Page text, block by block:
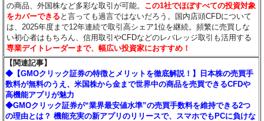
の商品、外国株など多彩な取引が可能。 この1社でほぼすべての投資対象
をカバーできる と言っても過言ではないだろう。国内店頭CFDについて
は、2025年度まで12年連続で取引高シェア1位を継続。頻繁に売買しな
い初心者はもちろん、信用取引やCFDなどのレバレッジ取引も活用する
専業デイトレーダーまで、幅広い投資家におすすめ！
【関連記事】
◆【GMOクリック証券の特徴とメリットを徹底解説！】日本株の売買手
数料が無料のうえ、米国株から金まで世界中の商品を売買できるCFDや
高機能アプリが魅力
◆GMOクリック証券が“業界最安値水準”の売買手数料を維持できる2つ
の理由とは？ 機能充実の新アプリのリリースで、スマホでもPCに負けな